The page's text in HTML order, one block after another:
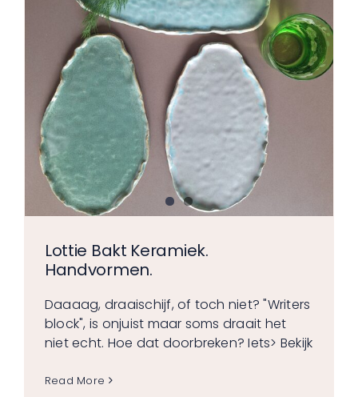
Lottie Bakt Keramiek.
Handvormen.
Daaaag, draaischijf, of toch niet? "Writers
block", is onjuist maar soms draait het
niet echt. Hoe dat doorbreken? Iets> Bekijk
Read More